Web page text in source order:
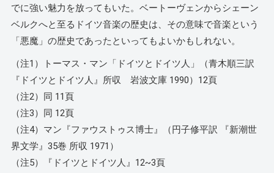
でに強い魅力を放ってもいた。ベートーヴェンからシェーン
ベルクへと至るドイツ音楽の歴史は、その意味で音楽という
「悪魔」の歴史であったといってもよいかもしれない。
（注1）トーマス・マン「ドイツとドイツ人」（青木順三訳
『ドイツとドイツ人』所収 岩波文庫 1990）12頁
（注2）同 11頁
（注3）同 12頁
（注4）マン『ファウストゥス博士』（円子修平訳 『新潮世
界文学』35巻 所収 1971）
（注5）『ドイツとドイツ人』12~3頁